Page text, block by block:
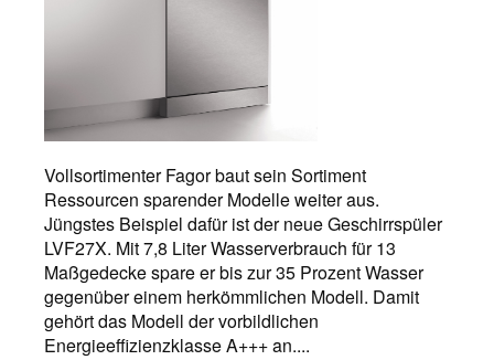
Vollsortimenter Fagor baut sein Sortiment
Ressourcen sparender Modelle weiter aus.
Jüngstes Beispiel dafür ist der neue Geschirrspüler
LVF27X. Mit 7,8 Liter Wasserverbrauch für 13
Maßgedecke spare er bis zur 35 Prozent Wasser
gegenüber einem herkömmlichen Modell. Damit
gehört das Modell der vorbildlichen
Energieeffizienzklasse A+++ an....